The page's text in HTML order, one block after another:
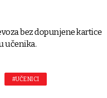
bez dopunjene kartice
učenika.
#UČENICI